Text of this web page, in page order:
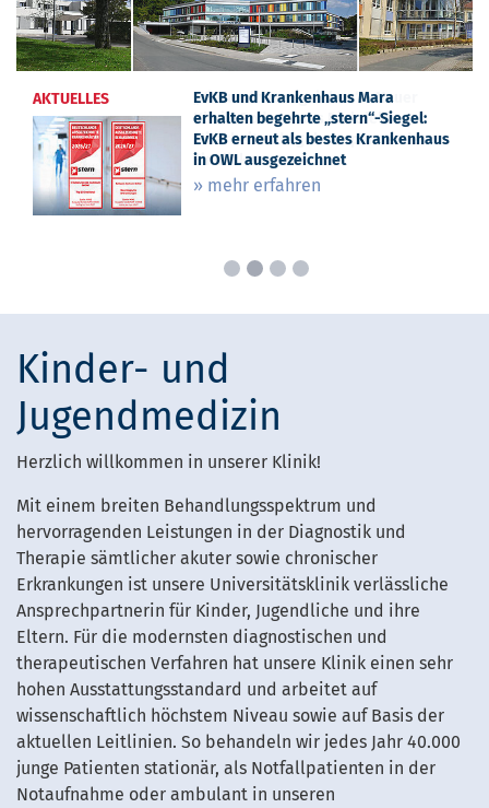
AKTUELLES
EvKB und Krankenhaus Mara
erhalten begehrte „stern“-Siegel:
EvKB erneut als bestes Krankenhaus
in OWL ausgezeichnet
» mehr erfahren
AKTUELLES
„Vierundzwanzigsieben“ – Neuer
Klinik-Podcast aus Bielefeld:
Mitarbeitende geben spannende
Einblicke
» mehr erfahren
AKTUELLES KoCoN
» mehr erfahren
Kinder- und
Jugendmedizin
Herzlich willkommen in unserer Klinik!
Mit einem breiten Behandlungsspektrum und
hervorragenden Leistungen in der Diagnostik und
Therapie sämtlicher akuter sowie chronischer
Erkrankungen ist unsere Universitätsklinik verlässliche
Ansprechpartnerin für Kinder, Jugendliche und ihre
Eltern. Für die modernsten diagnostischen und
therapeutischen Verfahren hat unsere Klinik einen sehr
hohen Ausstattungsstandard und arbeitet auf
wissenschaftlich höchstem Niveau sowie auf Basis der
aktuellen Leitlinien. So behandeln wir jedes Jahr 40.000
junge Patienten stationär, als Notfallpatienten in der
Notaufnahme oder ambulant in unseren